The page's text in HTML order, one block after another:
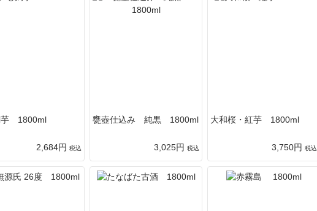
芋 1800ml
2,684円 税込
甕壺仕込み 純黒 1800ml
3,025円 税込
大和桜・紅芋 1800ml
3,750円 税込